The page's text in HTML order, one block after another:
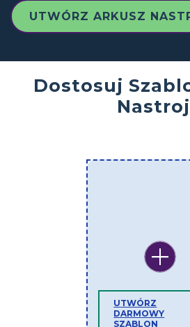
UTWÓRZ ARKUSZ
Dostosuj
UTWÓRZ
DARMOWY
SZABLON